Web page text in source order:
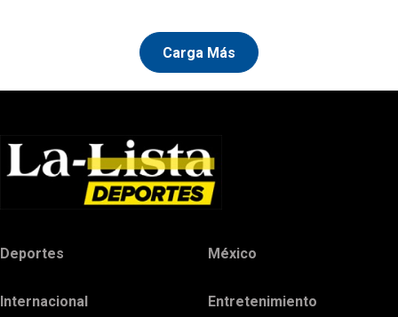
Carga Más
Deportes México
Internacional Entretenimiento